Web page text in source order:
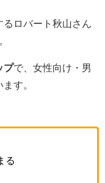
ロバート秋山さん
プで、女性向け・男
す。
る